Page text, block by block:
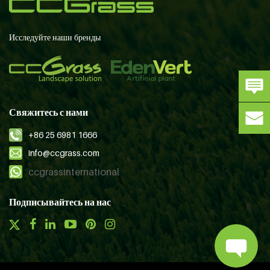
Исследуйте наши бренды
Свяжитесь с нами
+86 25 6981 1666
info@ccgrass.com
ccgrassinternational
Подписывайтесь на нас